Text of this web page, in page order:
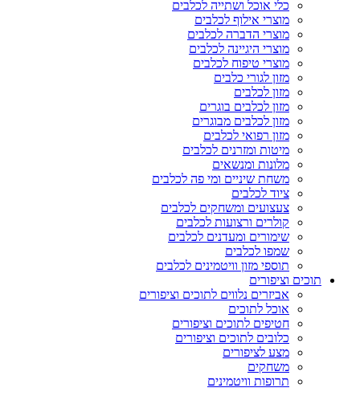
כלי אוכל ושתייה לכלבים
מוצרי אילוף לכלבים
מוצרי הדברה לכלבים
מוצרי היגיינה לכלבים
מוצרי טיפוח לכלבים
מזון לגורי כלבים
מזון לכלבים
מזון לכלבים בוגרים
מזון לכלבים מבוגרים
מזון רפואי לכלבים
מיטות ומזרנים לכלבים
מלונות ומנשאים
משחת שיניים ומי פה לכלבים
ציוד לכלבים
צעצועים ומשחקים לכלבים
קולרים ורצועות לכלבים
שימורים ומעדנים לכלבים
שמפו לכלבים
תוספי מזון וויטמינים לכלבים
תוכים וציפורים
אביזרים נלווים לתוכים וציפורים
אוכל לתוכים
חטיפים לתוכים וציפורים
כלובים לתוכים וציפורים
מצע לציפורים
משחקים
תרופות וויטמינים